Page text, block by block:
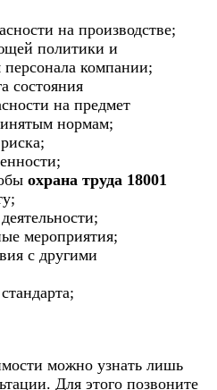
на производстве;
политики и
компании;
состояния
на предмет
нормам;
охрана труда 18001
мероприятия;
с другими
можно узнать лишь
Для этого позвоните